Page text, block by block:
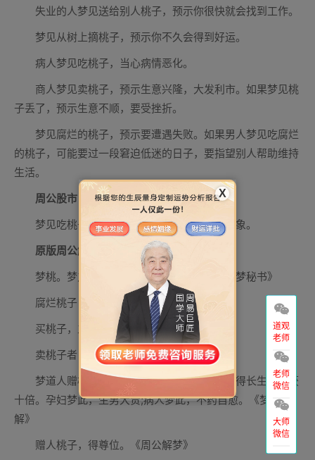
失业的人梦见送给别人桃子，预示你很快就会找到工作。
梦见从树上摘桃子，预示你不久会得到好运。
病人梦见吃桃子，当心病情恶化。
商人梦见卖桃子，预示生意兴隆，大发利市。如果梦见桃
子丢了，预示生意不顺，要受挫折。
梦见腐烂的桃子，预示要遭遇失败。如果男人梦见吃腐烂
的桃子，可能要过一段窘迫低迷的日子，要指望别人帮助维持
生活。
周公股市
梦见吃桃子，股市暗示谨慎处理，有下跌之象。
原版周公解梦
梦桃。梦之者，主有守御，善辟不祥。《断梦秘书》
腐烂桃子，事无成。《周公解梦》
买桃子，主进财，吉。《周公解梦》
卖桃子者，主厄事。《周公解梦》
梦道人赠桃，吉。谋为有成，功名有就，寿得长生，利获
十倍。孕妇梦此，生男大贵;病人梦此，不药自愈。《梦林玄
解》
赠人桃子，得尊位。《周公解梦》
道观
老师
老师
微信
大师
微信
X